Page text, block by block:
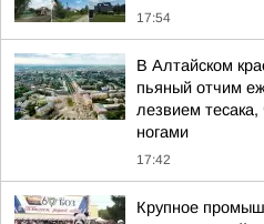
17:54
В Алтайском
пьяный отчим
лезвием
ногами
17:42
Крупное